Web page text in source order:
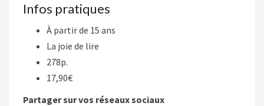
Infos pratiques
À partir de 15 ans
La joie de lire
278p.
17,90€
Partager sur vos réseaux sociaux